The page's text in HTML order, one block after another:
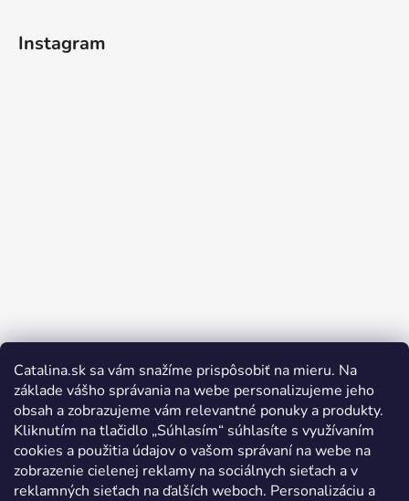
Catalina.sk sa vám snažíme prispôsobiť na mieru. Na
základe vášho správania na webe personalizujeme jeho
obsah a zobrazujeme vám relevantné ponuky a produkty.
Kliknutím na tlačidlo „Súhlasím“ súhlasíte s využívaním
cookies a použitia údajov o vašom správaní na webe na
zobrazenie cielenej reklamy na sociálnych sieťach a v
reklamných sieťach na ďalších weboch. Personalizáciu a
Instagram
Sledovať na Instagrame